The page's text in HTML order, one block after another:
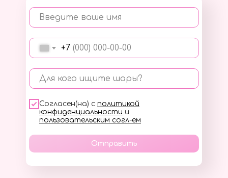
Введите ваше имя
+7
Для кого ищите шары?
Согласен(на) с политикой
конфиденциальности и
пользовательским согл-ем
Отправить